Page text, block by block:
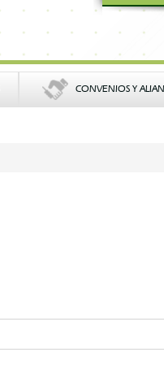
CONVENIOS Y